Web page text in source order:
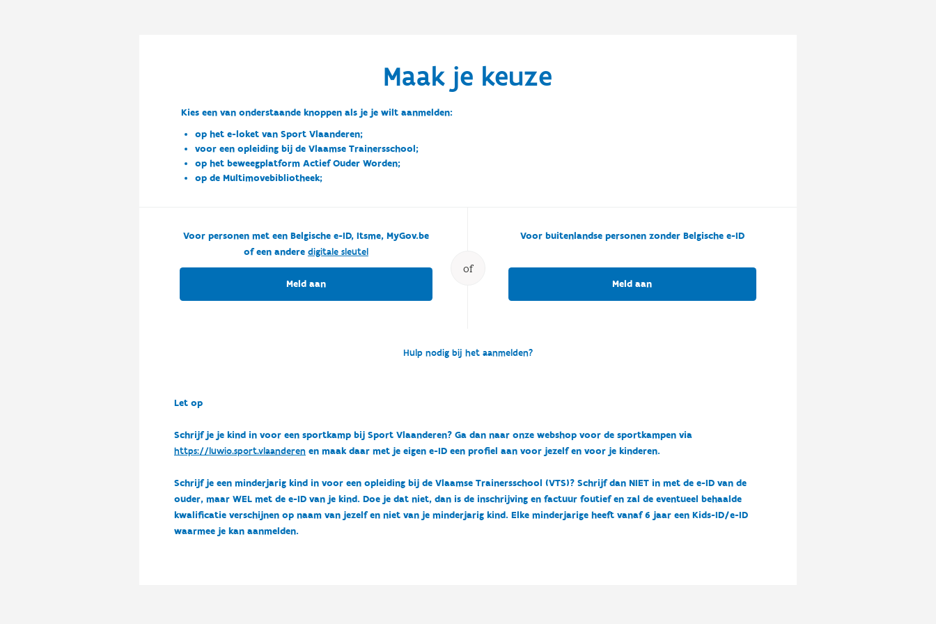
Maak je keuze
Kies een van onderstaande knoppen als je je wilt aanmelden:
op het e-loket van Sport Vlaanderen;
voor een opleiding bij de Vlaamse Trainersschool;
op het beweegplatform Actief Ouder Worden;
op de Multimovebibliotheek;
of
Voor personen met een Belgische e-ID, Itsme, MyGov.be
of een andere digitale sleutel
Meld aan
Voor buitenlandse personen zonder Belgische e-ID
Meld aan
Hulp nodig bij het aanmelden?
Let op
Schrijf je je kind in voor een sportkamp bij Sport Vlaanderen? Ga dan naar onze webshop voor de sportkampen via
https://luwio.sport.vlaanderenen maak daar met je eigen e-ID een profiel aan voor jezelf en voor je kinderen.
Schrijf je een minderjarig kind in voor een opleiding bij de Vlaamse Trainersschool (VTS)? Schrijf dan NIET in met de e-ID van de
ouder, maar WEL met de e-ID van je kind. Doe je dat niet, dan is de inschrijving en factuur foutief en zal de eventueel behaalde
kwalificatie verschijnen op naam van jezelf en niet van je minderjarig kind. Elke minderjarige heeft vanaf 6 jaar een Kids-ID/e-ID
waarmee je kan aanmelden.